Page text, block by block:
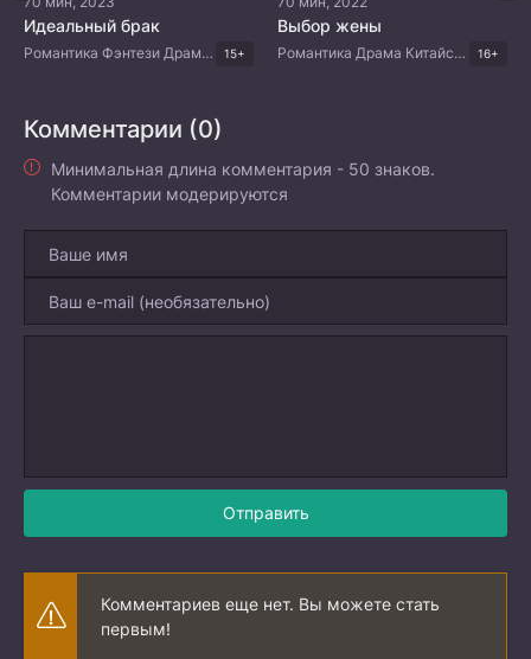
Идеальный брак
Романтика Фэнтези Драма Корейские дорамы 15+
Выбор жены
Романтика Драма Китайские дорамы 16+
Комментарии (0)
Минимальная длина комментария - 50 знаков.
Комментарии модерируются
Отправить
Комментариев еще нет. Вы можете стать
первым!